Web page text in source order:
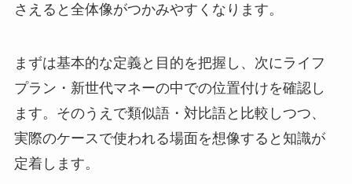
さえると全体像がつかみやすくなります。
まずは基本的な定義と目的を把握し、次にライフ
プラン・新世代マネーの中での位置付けを確認し
ます。そのうえで類似語・対比語と比較しつつ、
実際のケースで使われる場面を想像すると知識が
定着します。